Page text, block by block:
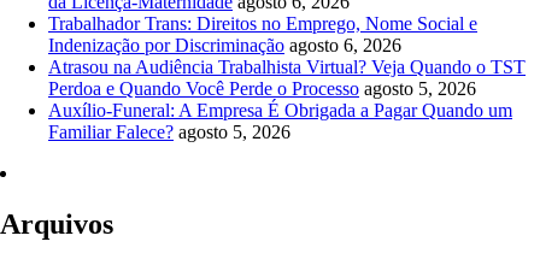
Trabalhador Trans: Direitos no Emprego, Nome Social e
Indenização por Discriminação agosto 6, 2026
Atrasou na Audiência Trabalhista Virtual? Veja Quando o TST
Perdoa e Quando Você Perde o Processo agosto 5, 2026
Auxílio-Funeral: A Empresa É Obrigada a Pagar Quando um
Familiar Falece? agosto 5, 2026
Arquivos